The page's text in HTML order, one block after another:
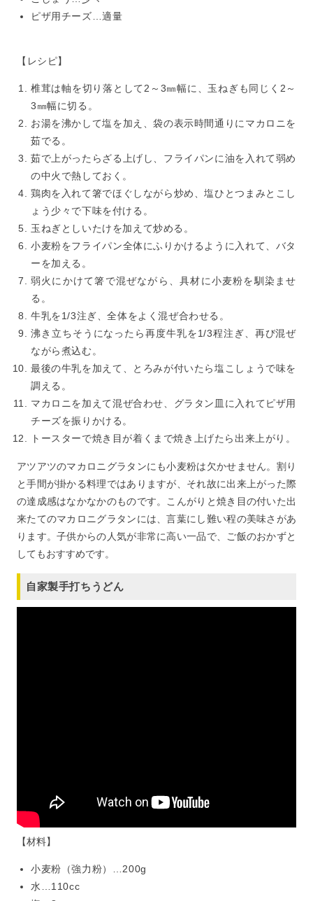
ピザ用チーズ…適量
【レシピ】
椎茸は軸を切り落として2～3㎜幅に、玉ねぎも同じく2～
3㎜幅に切る。
お湯を沸かして塩を加え、袋の表示時間通りにマカロニを
茹でる。
茹で上がったらざる上げし、フライパンに油を入れて弱め
の中火で熱しておく。
鶏肉を入れて箸でほぐしながら炒め、塩ひとつまみとこし
ょう少々で下味を付ける。
玉ねぎとしいたけを加えて炒める。
小麦粉をフライパン全体にふりかけるように入れて、バタ
ーを加える。
弱火にかけて箸で混ぜながら、具材に小麦粉を馴染ませ
る。
牛乳を1/3注ぎ、全体をよく混ぜ合わせる。
沸き立ちそうになったら再度牛乳を1/3程注ぎ、再び混ぜ
ながら煮込む。
最後の牛乳を加えて、とろみが付いたら塩こしょうで味を
調える。
マカロニを加えて混ぜ合わせ、グラタン皿に入れてピザ用
チーズを振りかける。
トースターで焼き目が着くまで焼き上げたら出来上がり。
アツアツのマカロニグラタンにも小麦粉は欠かせません。割り
と手間が掛かる料理ではありますが、それ故に出来上がった際
の達成感はなかなかのものです。こんがりと焼き目の付いた出
来たてのマカロニグラタンには、言葉にし難い程の美味さがあ
ります。子供からの人気が非常に高い一品で、ご飯のおかずと
してもおすすめです。
自家製手打ちうどん
【材料】
小麦粉（強力粉）…200g
水…110cc